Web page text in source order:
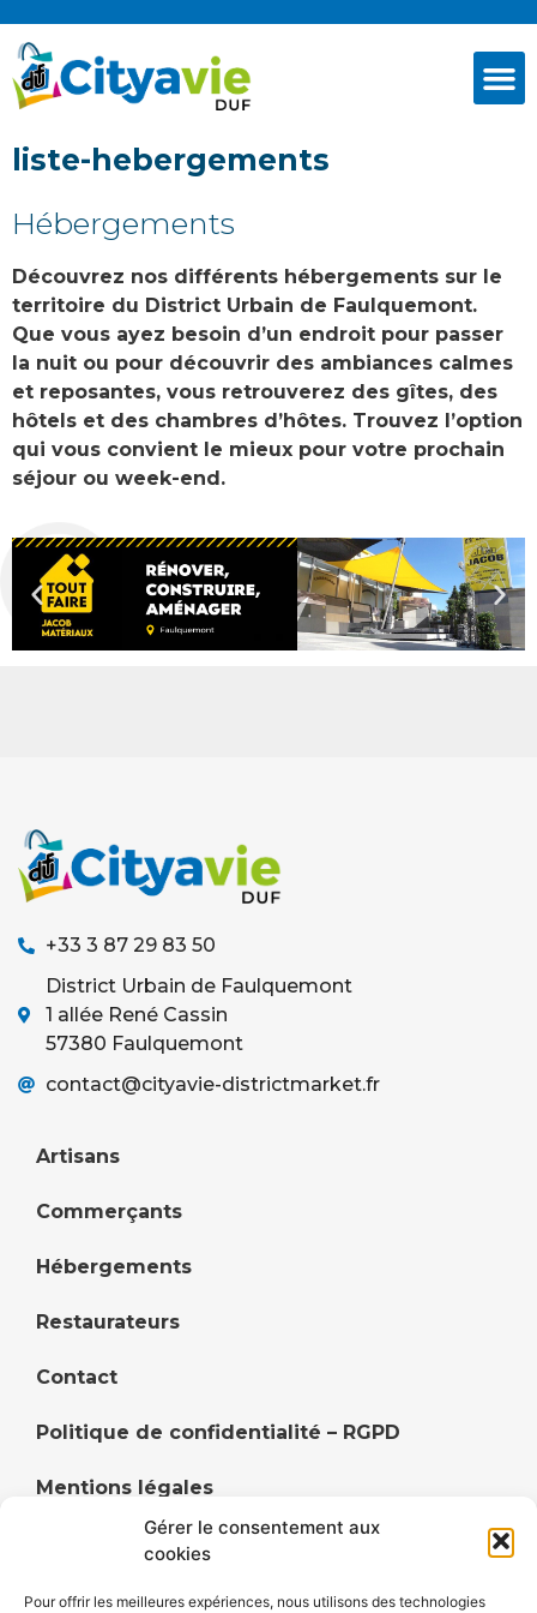
Gérer le consentement aux
cookies
Pour offrir les meilleures expériences, nous utilisons des technologies
liste-hebergements
Hébergements
Découvrez nos différents hébergements sur le
territoire du District Urbain de Faulquemont.
Que vous ayez besoin d’un endroit pour passer
la nuit ou pour découvrir des ambiances calmes
et reposantes, vous retrouverez des gîtes, des
hôtels et des chambres d’hôtes. Trouvez l’option
qui vous convient le mieux pour votre prochain
séjour ou week-end.
+33 3 87 29 83 50
District Urbain de Faulquemont
1 allée René Cassin
57380 Faulquemont
contact@cityavie-districtmarket.fr
Artisans
Commerçants
Hébergements
Restaurateurs
Contact
Politique de confidentialité – RGPD
Mentions légales
Politique de cookies (UE)